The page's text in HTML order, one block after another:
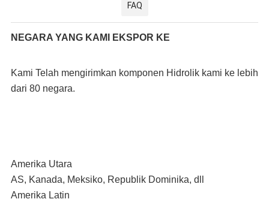
FAQ
NEGARA YANG KAMI EKSPOR KE
Kami Telah mengirimkan komponen Hidrolik kami ke lebih
dari 80 negara.
Amerika Utara
AS, Kanada, Meksiko, Republik Dominika, dll
Amerika Latin